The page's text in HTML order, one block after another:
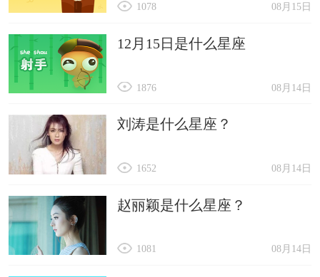
08月15日
1078
12月15日是什么星座
08月14日
1876
刘涛是什么星座？
08月14日
1652
赵丽颖是什么星座？
08月14日
1081